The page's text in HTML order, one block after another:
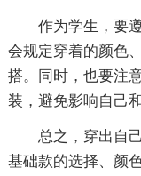
作为学生，要
会规定穿着的颜色
搭。同时，也要注
装，避免影响自己
总之，穿出自
基础款的选择、颜